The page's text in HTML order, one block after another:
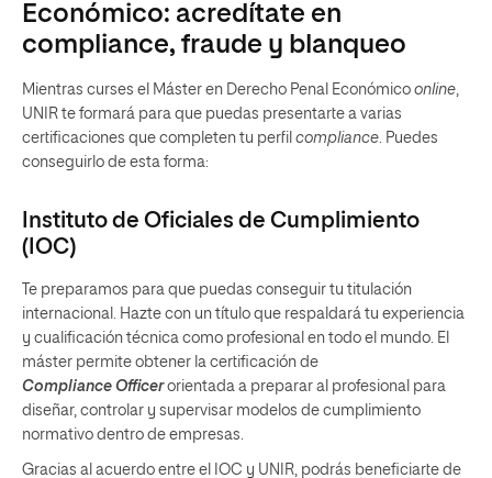
Económico: acredítate en
compliance, fraude y blanqueo
Mientras curses el Máster en Derecho Penal Económico online,
UNIR te formará para que puedas presentarte a varias
certificaciones que completen tu perfil compliance. Puedes
conseguirlo de esta forma:
Instituto de Oficiales de Cumplimiento
(IOC)
Te preparamos para que puedas conseguir tu titulación
internacional. Hazte con un título que respaldará tu experiencia
y cualificación técnica como profesional en todo el mundo. El
máster permite obtener la certificación de
Compliance Officerorientada a preparar al profesional para
diseñar, controlar y supervisar modelos de cumplimiento
normativo dentro de empresas.
Gracias al acuerdo entre el IOC y UNIR, podrás beneficiarte de